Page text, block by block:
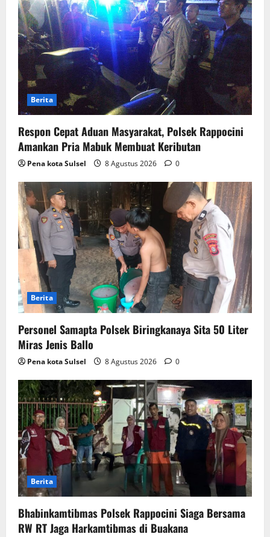
Berita
Respon Cepat Aduan Masyarakat, Polsek Rappocini
Amankan Pria Mabuk Membuat Keributan
Pena kota Sulsel 8 Agustus 2026 0
Berita
Personel Samapta Polsek Biringkanaya Sita 50 Liter
Miras Jenis Ballo
Pena kota Sulsel 8 Agustus 2026 0
Berita
Bhabinkamtibmas Polsek Rappocini Siaga Bersama
RW RT Jaga Harkamtibmas di Buakana